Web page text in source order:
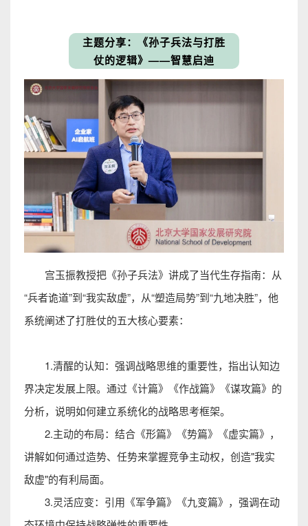
主题分享：《孙子兵法与打胜
仗的逻辑》——智慧启迪
宫玉振教授把 《孙子兵法》 讲成了当代生存指南：从
“兵者诡道”到“我实敌虚”，从“塑造局势”到“九地决胜”，他
系统阐述了打胜仗的五大核心要素：
1.清醒的认知：强调战略思维的重要性，指出认知边
界决定发展上限。通过《计篇》《作战篇》
《谋攻篇》 的
分析，说明如何建立系统化的战略思考框架。
2.主动的布局：结合《形篇》《势篇》《虚实篇》，
讲解如何通过造势、任势来掌握竞争主动权，创造"我实
敌虚"的有利局面。
3.灵活应变：引用《军争篇》《九变篇》，强调在动